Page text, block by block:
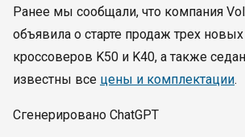
Ранее мы сообщали, что компания
объявила о старте продаж трех
кроссоверов K50 и K40, а также
известны все цены и комплектации.
Сгенерировано ChatGPT